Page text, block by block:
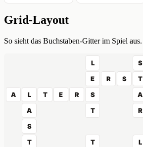
Grid-Layout
So sieht das Buchstaben-Gitter im Spiel aus.
L
S
E
R S T
A
L T E R S A
A
T R
S
T
T L